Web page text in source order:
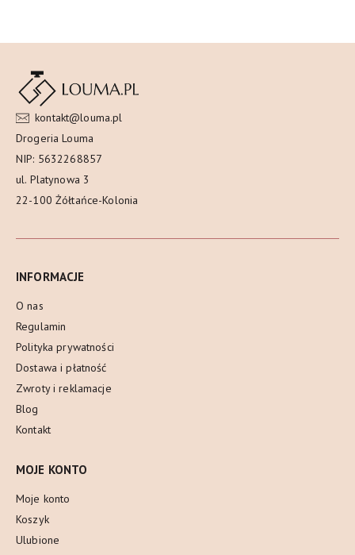
kontakt@louma.pl
Drogeria Louma
NIP: 5632268857
ul. Platynowa 3
22-100 Żółtańce-Kolonia
INFORMACJE
O nas
Regulamin
Polityka prywatności
Dostawa i płatność
Zwroty i reklamacje
Blog
Kontakt
MOJE KONTO
Moje konto
Koszyk
Ulubione